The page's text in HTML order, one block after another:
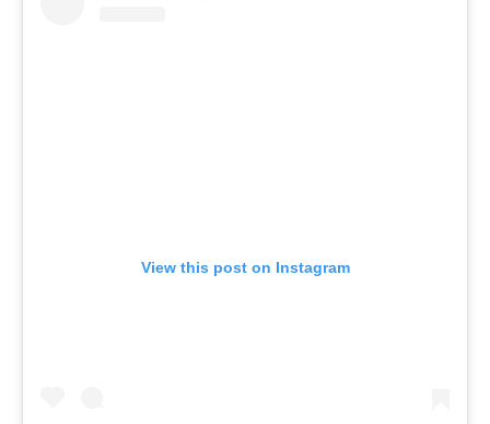
View this post on Instagram